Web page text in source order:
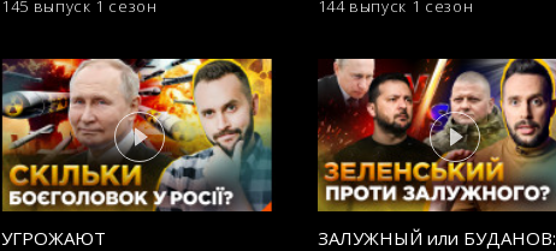
145 выпуск 1 сезон 144 выпуск 1 сезон
УГРОЖАЮТ
ЗАЛУЖНЫЙ или БУДАНОВ: